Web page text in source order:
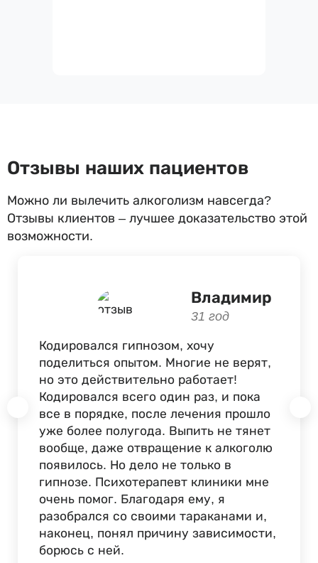
Отзывы наших пациентов
Можно ли вылечить алкоголизм навсегда?
Отзывы клиентов – лучшее доказательство этой
возможности.
Владимир
31 год
Кодировался гипнозом, хочу
поделиться опытом. Многие не верят,
но это действительно работает!
Кодировался всего один раз, и пока
все в порядке, после лечения прошло
уже более полугода. Выпить не тянет
вообще, даже отвращение к алкоголю
появилось. Но дело не только в
гипнозе. Психотерапевт клиники мне
очень помог. Благодаря ему, я
разобрался со своими тараканами и,
наконец, понял причину зависимости,
борюсь с ней.